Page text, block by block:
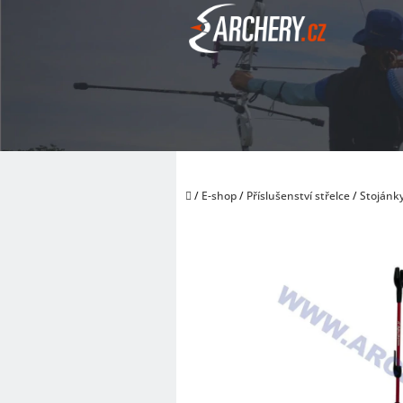
Domů
/ E-shop/ Příslušenství střelce/